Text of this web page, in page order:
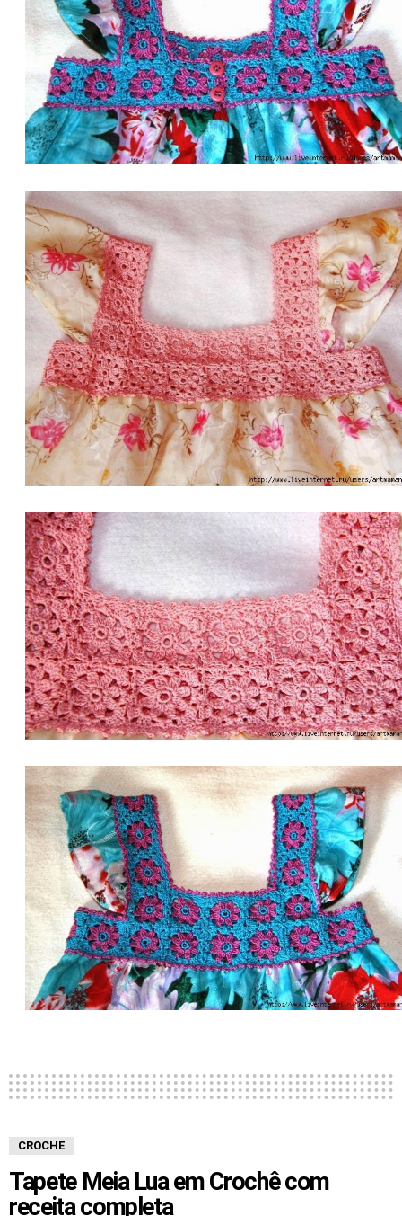
CROCHE
Tapete Meia Lua em Crochê com
receita completa